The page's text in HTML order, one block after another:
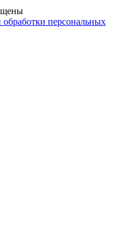
персональных